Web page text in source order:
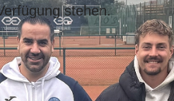
stehen.